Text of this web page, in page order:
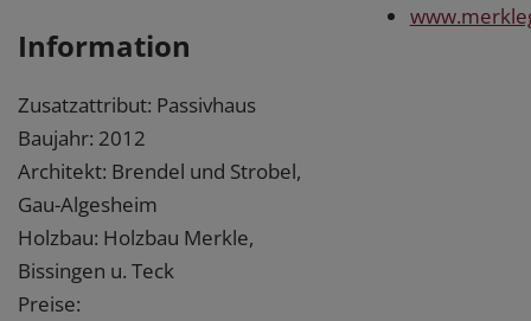
Information
Zusatzattribut: Passivhaus
Baujahr: 2012
Architekt: Brendel und Strobel,
Gau-Algesheim
Holzbau: Holzbau Merkle,
Bissingen u. Teck
Preise: